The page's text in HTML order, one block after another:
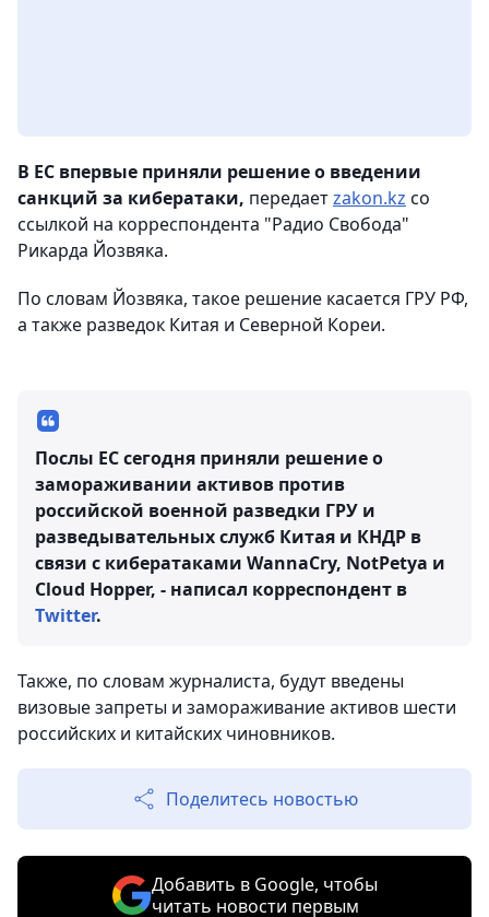
В ЕС впервые приняли решение о введении
санкций за кибератаки, передаетzakon.kz со
ссылкой на корреспондента "Радио Свобода"
Рикарда Йозвяка.
По словам Йозвяка, такое решение касается ГРУ РФ,
а также разведок Китая и Северной Кореи.
Послы ЕС сегодня приняли решение о
замораживании активов против
российской военной разведки ГРУ и
разведывательных служб Китая и КНДР в
связи с кибератаками WannaCry, NotPetya и
Cloud Hopper, - написал корреспондент в
Twitter.
Также, по словам журналиста, будут введены
визовые запреты и замораживание активов шести
российских и китайских чиновников.
Поделитесь новостью
Добавить в Google, чтобы
читать новости первым